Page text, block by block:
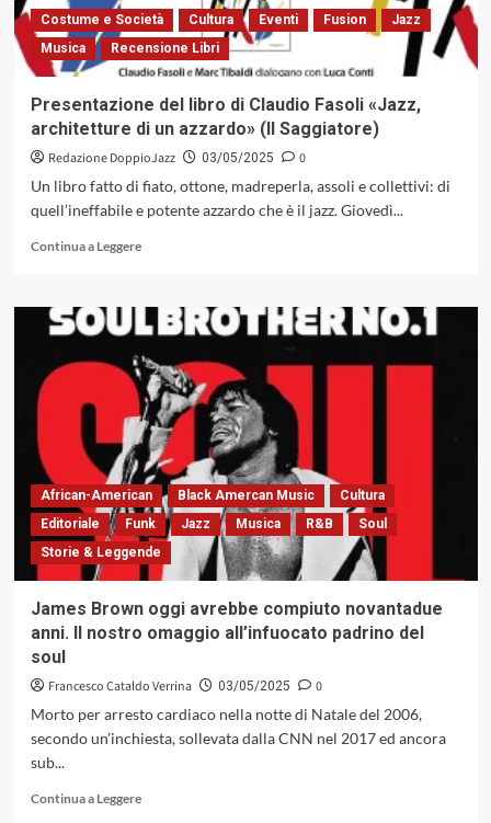
segno
della
migliore
tradizione
(EMME
Records,
2025
Costume e Società Cultura Eventi Fusion
Jazz
Musica
Recensione Libri
Presentazione del libro di Claudio Fasoli «Jazz,
architetture di un azzardo» (Il Saggiatore)
Redazione DoppioJazz 03/05/2025
0
Un libro fatto di fiato, ottone, madreperla, assoli e collettivi: di
quell’ineffabile e potente azzardo che è il jazz. Giovedì...
Continua a LeggereLeggi
su
Presentazione
libro
di
Claudio
Fasoli
«Jazz,
architetture
di
un
azzardo»
(Il
Saggiatore)
African-American Black Amercan Music
Cultura
Editoriale
Funk Jazz Musica R&B
Soul
Storie & Leggende
James Brown oggi avrebbe compiuto novantadue
anni. Il nostro omaggio all’infuocato padrino del
soul
Francesco Cataldo Verrina 03/05/2025
0
Morto per arresto cardiaco nella notte di Natale del 2006,
secondo un’inchiesta, sollevata dalla CNN nel 2017 ed ancora
sub...
Continua a LeggereLeggi